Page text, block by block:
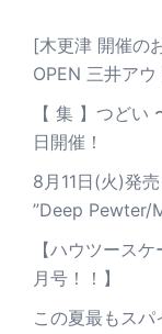
[木更津 開催の
OPEN 三井ア
【 集 】つど
日開催！
8月11日(火)発
”Deep Pewter/
【ハウツース
月号！！】
この夏最もス